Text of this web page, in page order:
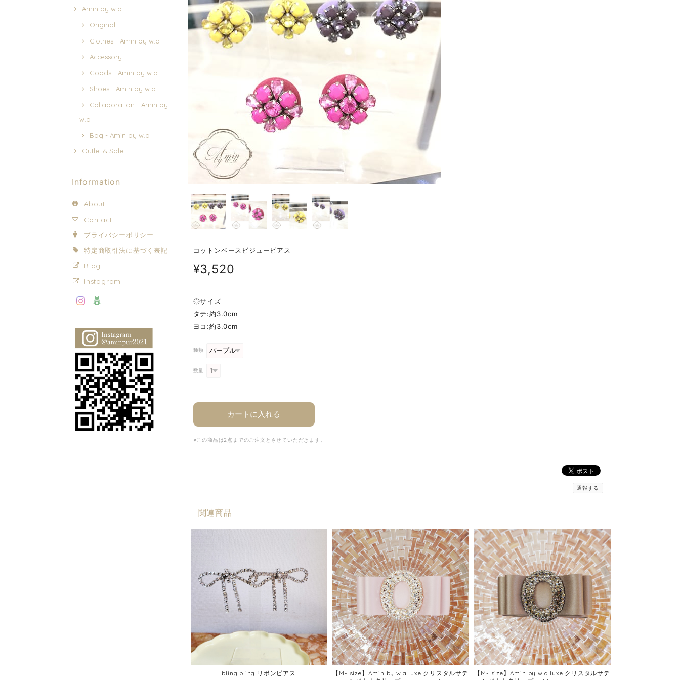
Amin by w.a
Original
Clothes - Amin by w.a
Accessory
Goods - Amin by w.a
Shoes - Amin by w.a
Collaboration - Amin by
w.a
Bag - Amin by w.a
Outlet & Sale
Information
About
Contact
プライバシーポリシー
特定商取引法に基づく表記
Blog
Instagram
コットンベースビジューピアス
¥3,520
◎サイズ
タテ:約3.0cm
ヨコ:約3.0cm
種類
数量
カートに入れる
※この商品は2点までのご注文とさせていただきます。
通報する
関連商品
bling bling リボンピアス
【M- size】Amin by w.a luxe クリスタルサテ
【M- size】Amin by w.a luxe クリスタルサテ